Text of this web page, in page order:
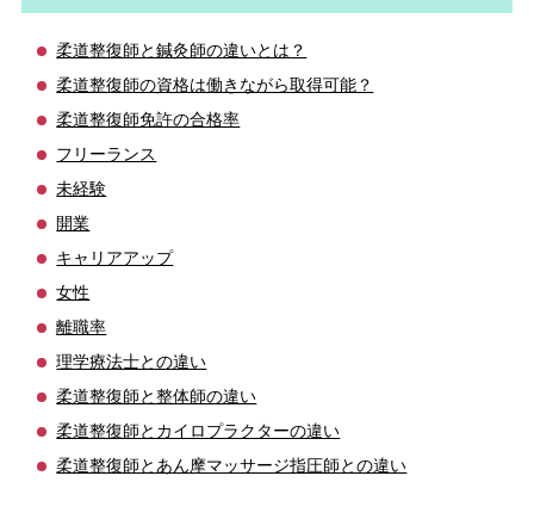
柔道整復師と鍼灸師の違いとは？
柔道整復師の資格は働きながら取得可能？
柔道整復師免許の合格率
フリーランス
未経験
開業
キャリアアップ
女性
離職率
理学療法士との違い
柔道整復師と整体師の違い
柔道整復師とカイロプラクターの違い
柔道整復師とあん摩マッサージ指圧師との違い